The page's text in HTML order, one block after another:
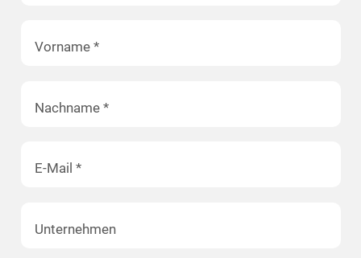
Vorname *
Nachname *
E-Mail *
Unternehmen